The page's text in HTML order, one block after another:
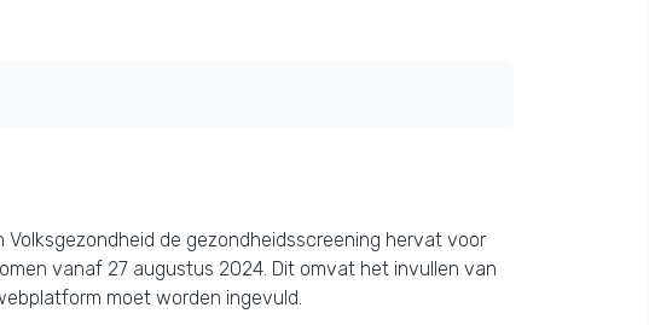
de gezondheidsscreening hervat voor
vanaf 27 augustus 2024. Dit omvat het invullen van
moet worden ingevuld.